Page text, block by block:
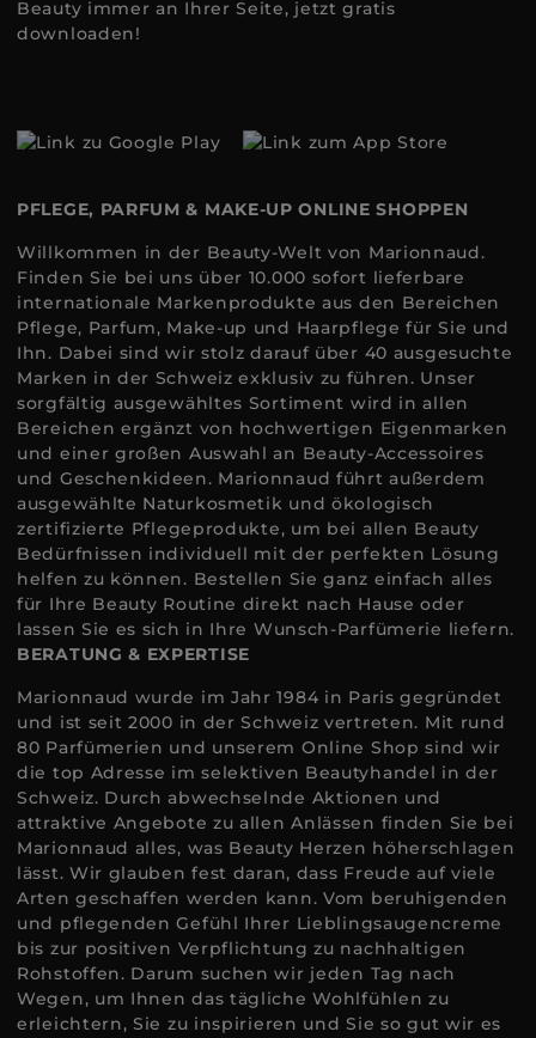
Beauty immer an Ihrer Seite, jetzt gratis
downloaden!
PFLEGE, PARFUM & MAKE-UP ONLINE SHOPPEN
Willkommen in der Beauty-Welt von Marionnaud.
Finden Sie bei uns über 10.000 sofort lieferbare
internationale Markenprodukte aus den Bereichen
Pflege, Parfum, Make-up und Haarpflege für Sie und
Ihn. Dabei sind wir stolz darauf über 40 ausgesuchte
Marken in der Schweiz exklusiv zu führen. Unser
sorgfältig ausgewähltes Sortiment wird in allen
Bereichen ergänzt von hochwertigen Eigenmarken
und einer großen Auswahl an Beauty-Accessoires
und Geschenkideen. Marionnaud führt außerdem
ausgewählte Naturkosmetik und ökologisch
zertifizierte Pflegeprodukte, um bei allen Beauty
Bedürfnissen individuell mit der perfekten Lösung
helfen zu können. Bestellen Sie ganz einfach alles
für Ihre Beauty Routine direkt nach Hause oder
lassen Sie es sich in Ihre Wunsch-Parfümerie liefern.
BERATUNG & EXPERTISE
Marionnaud wurde im Jahr 1984 in Paris gegründet
und ist seit 2000 in der Schweiz vertreten. Mit rund
80 Parfümerien und unserem Online Shop sind wir
die top Adresse im selektiven Beautyhandel in der
Schweiz. Durch abwechselnde Aktionen und
attraktive Angebote zu allen Anlässen finden Sie bei
Marionnaud alles, was Beauty Herzen höherschlagen
lässt. Wir glauben fest daran, dass Freude auf viele
Arten geschaffen werden kann. Vom beruhigenden
und pflegenden Gefühl Ihrer Lieblingsaugencreme
bis zur positiven Verpflichtung zu nachhaltigen
Rohstoffen. Darum suchen wir jeden Tag nach
Wegen, um Ihnen das tägliche Wohlfühlen zu
erleichtern, Sie zu inspirieren und Sie so gut wir es